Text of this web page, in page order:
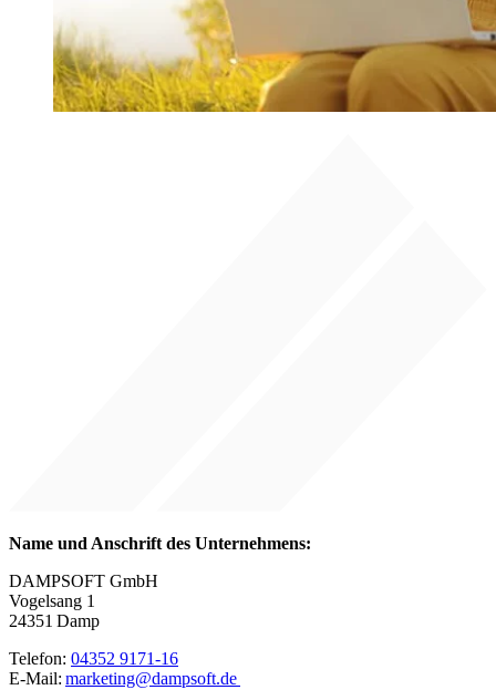
Name und Anschrift des Unternehmens:
DAMPSOFT GmbH
Vogelsang 1
24351 Damp
Telefon: 04352 9171-16
E-Mail: marketing@dampsoft.de